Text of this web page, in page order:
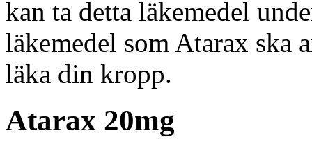
kan ta detta läkemedel
läkemedel som Atarax ska
läka din kropp.
Atarax 20mg